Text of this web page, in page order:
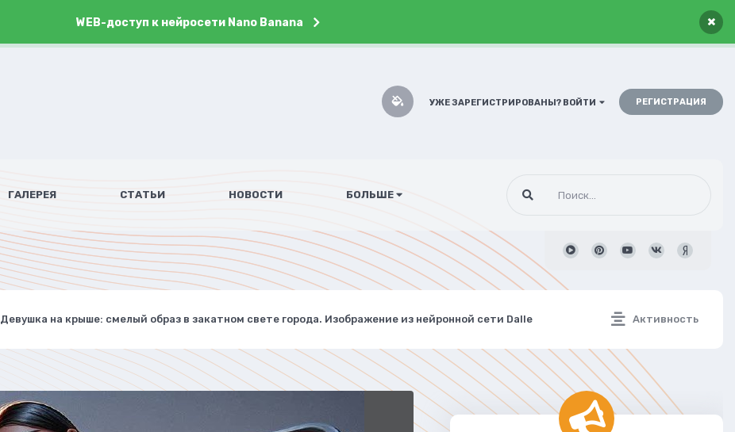
WEB-доступ к нейросети Nano Banana ×
УЖЕ ЗАРЕГИСТРИРОВАНЫ? ВОЙТИ РЕГИСТРАЦИЯ
ГАЛЕРЕЯ СТАТЬИ НОВОСТИ БОЛЬШЕ
Активность
Девушка на крыше: смелый образ в закатном свете города. Изображение из нейронной сети Dalle